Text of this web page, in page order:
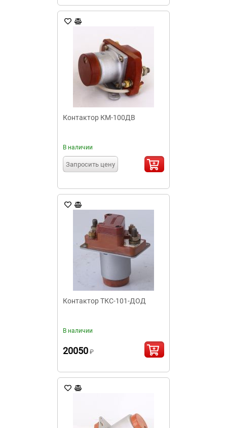
Контактор КМ-100ДВ
В наличии
Запросить цену
Контактор ТКС-101-ДОД
В наличии
20050 ₽